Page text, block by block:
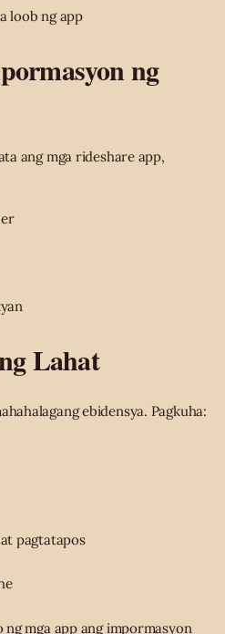
loob ng app
ng
ang mga rideshare app,
Lahat
ebidensya. Pagkuha:
pagtatapos
ng mga app ang impormasyon